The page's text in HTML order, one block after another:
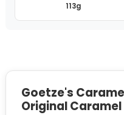
113g
Goetze's
Original Caramel